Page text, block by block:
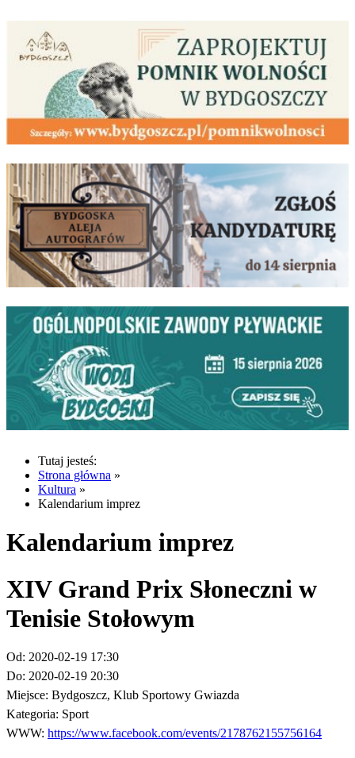
Tutaj jesteś:
Strona główna »
Kultura »
Kalendarium imprez
Kalendarium imprez
XIV Grand Prix Słoneczni w
Tenisie Stołowym
Od: 2020-02-19 17:30
Do: 2020-02-19 20:30
Miejsce: Bydgoszcz, Klub Sportowy Gwiazda
Kategoria: Sport
WWW: https://www.facebook.com/events/2178762155756164